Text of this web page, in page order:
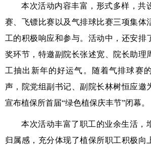
本次活动内容丰富，形式多样，共
赛、飞镖比赛以及气排球比赛三项集体
工的积极响应和参与。活动中，还安排
奖环节，特邀副院长张述宽、院长助理
工抽出新年的好运气。随着气排球赛
声，院党组副书记、副院长林树恒应邀
宣布植保所首届“绿色植保庆丰节”闭幕。
本次活动丰富了职工的业余生活，
归属感，充分体现了植保所职工积极向